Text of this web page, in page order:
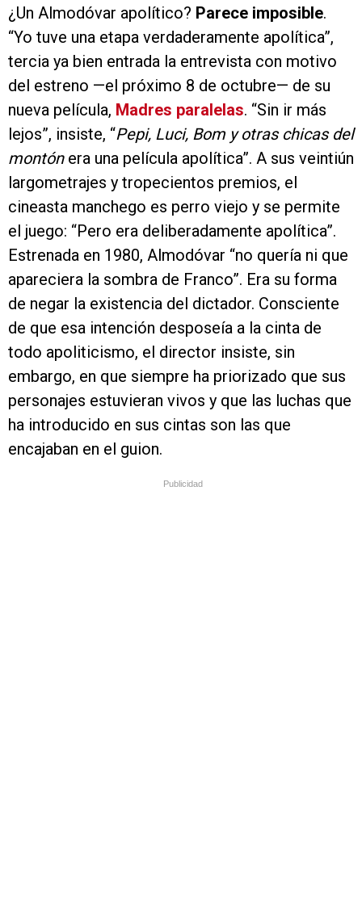
¿Un Almodóvar apolítico? Parece imposible.
“Yo tuve una etapa verdaderamente apolítica”,
tercia ya bien entrada la entrevista con motivo
del estreno —el próximo 8 de octubre— de su
nueva película, Madres paralelas. “Sin ir más
lejos”, insiste, “Pepi, Luci, Bom y otras chicas del
montónera una película apolítica”. A sus veintiún
largometrajes y tropecientos premios, el
cineasta manchego es perro viejo y se permite
el juego: “Pero era deliberadamente apolítica”.
Estrenada en 1980, Almodóvar “no quería ni que
apareciera la sombra de Franco”. Era su forma
de negar la existencia del dictador. Consciente
de que esa intención desposeía a la cinta de
todo apoliticismo, el director insiste, sin
embargo, en que siempre ha priorizado que sus
personajes estuvieran vivos y que las luchas que
ha introducido en sus cintas son las que
encajaban en el guion.
Publicidad